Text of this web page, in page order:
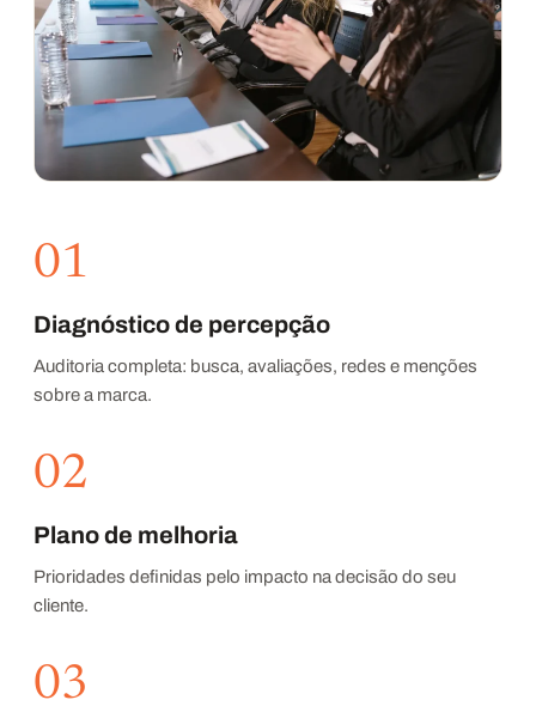
01
Diagnóstico de percepção
Auditoria completa: busca, avaliações, redes e menções
sobre a marca.
02
Plano de melhoria
Prioridades definidas pelo impacto na decisão do seu
cliente.
03